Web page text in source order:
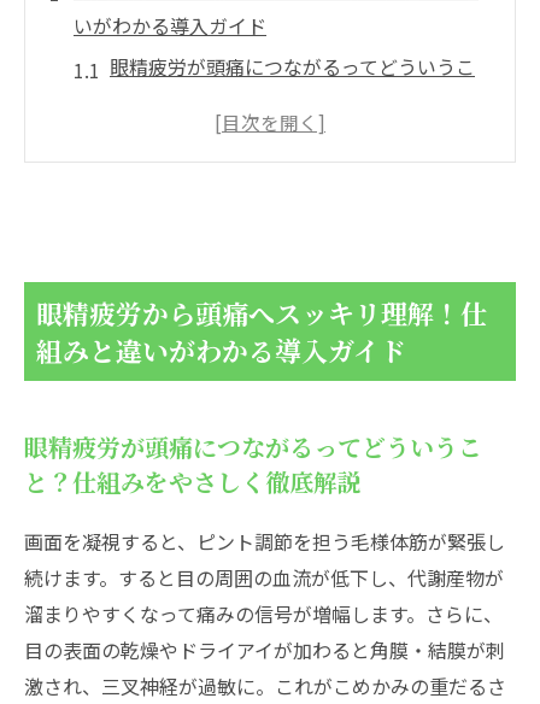
いがわかる導入ガイド
眼精疲労が頭痛につながるってどういうこ
疲れ目と眼精疲労の違いを一瞬で見抜くコ
デバイス使用や姿勢の落とし穴を今すぐチ
ェック
眼鏡やコンタクトレンズの不適合が原因で
眼精疲労による頭痛を見分けるポイントと受診
タイミング
どんな頭痛症状が出たら危険？見逃せない
サインを徹底解説
寝ても治らない頭痛や毎日続く症状…どう
する？段階別対処フロー
眼精疲労で頭痛がつらい時の即効リセット＆今
眼精疲労から頭痛へスッキリ理解！仕
組みと違いがわかる導入ガイド
眼精疲労が頭痛につながるってどういうこ
と？仕組みをやさしく徹底解説
画面を凝視すると、ピント調節を担う毛様体筋が緊張し
続けます。すると目の周囲の血流が低下し、代謝産物が
溜まりやすくなって痛みの信号が増幅します。さらに、
目の表面の乾燥やドライアイが加わると角膜・結膜が刺
激され、三叉神経が過敏に。これがこめかみの重だるさ